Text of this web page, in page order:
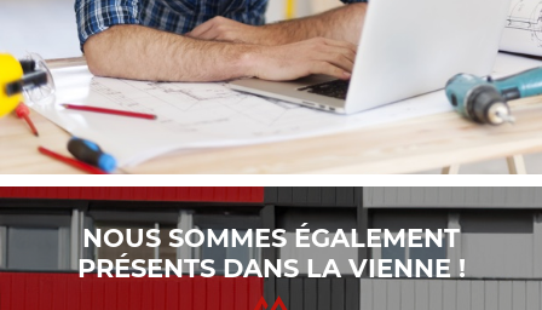
NOUS SOMMES ÉGALEMENT
PRÉSENTS DANS LA VIENNE !